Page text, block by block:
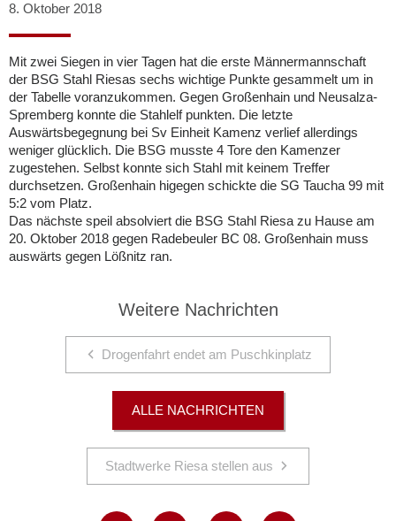
8. Oktober 2018
Mit zwei Siegen in vier Tagen hat die erste Männermannschaft
der BSG Stahl Riesas sechs wichtige Punkte gesammelt um in
der Tabelle voranzukommen. Gegen Großenhain und Neusalza-
Spremberg konnte die Stahlelf punkten. Die letzte
Auswärtsbegegnung bei Sv Einheit Kamenz verlief allerdings
weniger glücklich. Die BSG musste 4 Tore den Kamenzer
zugestehen. Selbst konnte sich Stahl mit keinem Treffer
durchsetzen. Großenhain higegen schickte die SG Taucha 99 mit
5:2 vom Platz.
Das nächste speil absolviert die BSG Stahl Riesa zu Hause am
20. Oktober 2018 gegen Radebeuler BC 08. Großenhain muss
auswärts gegen Lößnitz ran.
Weitere Nachrichten
Drogenfahrt endet am Puschkinplatz
ALLE NACHRICHTEN
Stadtwerke Riesa stellen aus